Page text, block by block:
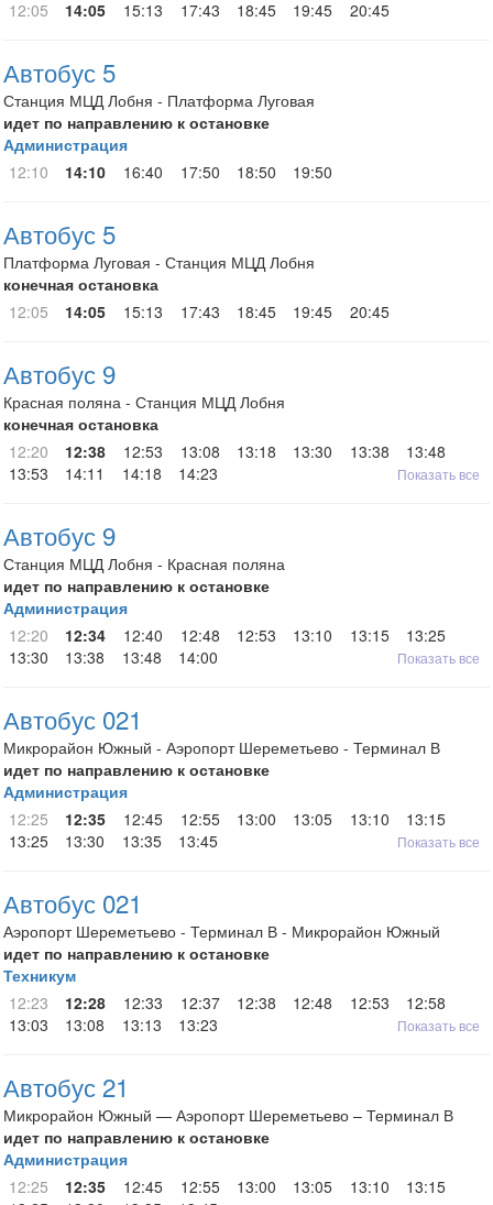
12:05 14:05 15:13 17:43 18:45 19:45 20:45
Автобус 5
Станция МЦД Лобня - Платформа Луговая
идет по направлению к остановке
Администрация
12:10
14:10 16:40 17:50 18:50 19:50
Автобус 5
Платформа Луговая - Станция МЦД Лобня
конечная остановка
12:05
14:05 15:13 17:43 18:45 19:45 20:45
Автобус 9
Красная поляна - Станция МЦД Лобня
конечная остановка
12:20
12:38 12:53 13:08 13:18 13:30 13:38
13:48
13:53
14:11 14:18 14:23 Показать все
Автобус 9
Станция МЦД Лобня - Красная поляна
идет по направлению к остановке
Администрация
12:20
12:34 12:40 12:48 12:53 13:10 13:15
13:25
13:30
13:38 13:48 14:00 Показать все
Автобус 021
Микрорайон Южный - Аэропорт Шереметьево - Терминал В
идет по направлению к остановке
Администрация
12:25
12:35 12:45 12:55 13:00 13:05 13:10
13:15
13:25
13:30 13:35 13:45 Показать все
Автобус 021
Аэропорт Шереметьево - Терминал В - Микрорайон Южный
идет по направлению к остановке
Техникум
12:23
12:28 12:33 12:37 12:38 12:48 12:53
12:58
13:03
13:08 13:13 13:23 Показать все
Автобус 21
Микрорайон Южный — Аэропорт Шереметьево – Терминал В
идет по направлению к остановке
Администрация
12:25
12:35 12:45 12:55 13:00 13:05 13:10
13:15